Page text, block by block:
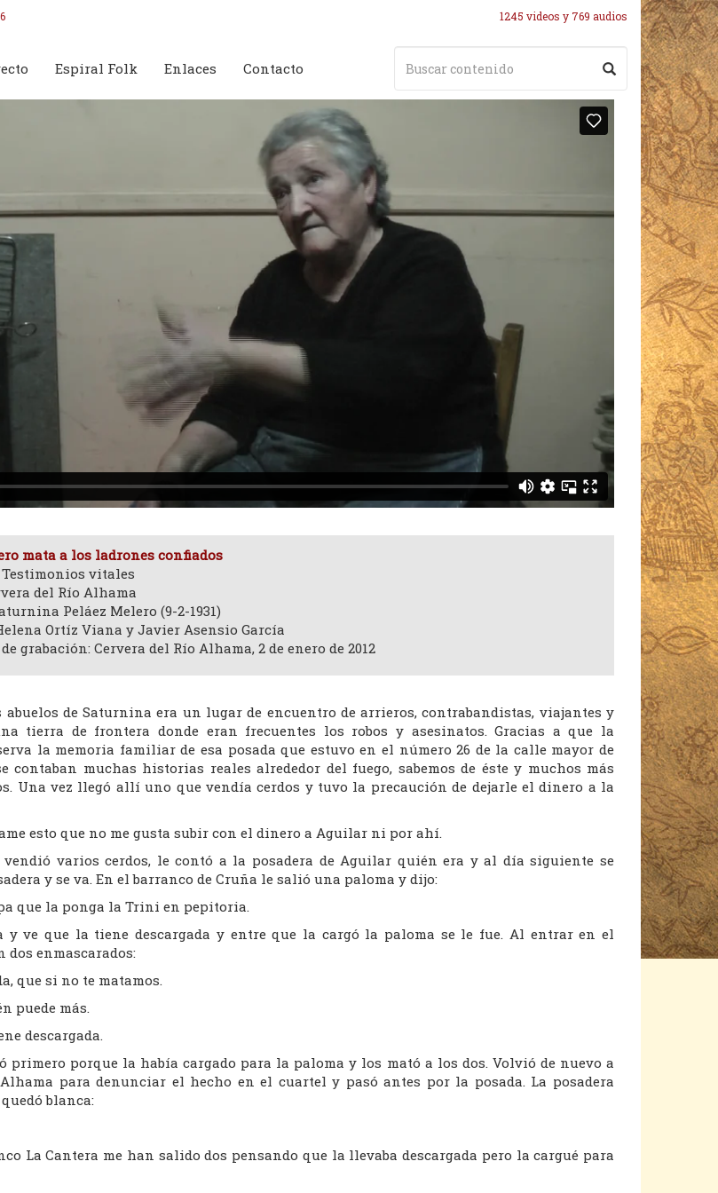
1245 videos y 769 audios
Espiral Folk Enlaces Contacto
mata a los ladrones confiados
vitales
del Río Alhama
Peláez Melero (9-2-1931)
Ortíz Viana y Javier Asensio García
grabación: Cervera del Río Alhama, 2 de enero de 2012
abuelos de Saturnina era un lugar de encuentro de arrieros, contrabandistas, viajantes y
tierra de frontera donde eran frecuentes los robos y asesinatos. Gracias a que la
la memoria familiar de esa posada que estuvo en el número 26 de la calle mayor de
contaban muchas historias reales alrededor del fuego, sabemos de éste y muchos más
Una vez llegó allí uno que vendía cerdos y tuvo la precaución de dejarle el dinero a la
esto que no me gusta subir con el dinero a Aguilar ni por ahí.
vendió varios cerdos, le contó a la posadera de Aguilar quién era y al día siguiente se
y se va. En el barranco de Cruña le salió una paloma y dijo:
que la ponga la Trini en pepitoria.
y ve que la tiene descargada y entre que la cargó la paloma se le fue. Al entrar en el
dos enmascarados:
que si no te matamos.
puede más.
descargada.
primero porque la había cargado para la paloma y los mató a los dos. Volvió de nuevo a
para denunciar el hecho en el cuartel y pasó antes por la posada. La posadera
blanca:
La Cantera me han salido dos pensando que la llevaba descargada pero la cargué para